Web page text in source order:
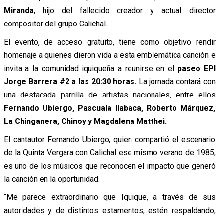
Miranda, hijo del fallecido creador y actual director
compositor del grupo Calichal.
El evento, de acceso gratuito, tiene como objetivo rendir
homenaje a quienes dieron vida a esta emblemática canción e
invita a la comunidad iquiqueña a reunirse en el paseo EPI
Jorge Barrera #2 a las 20:30 horas. La jornada contará con
una destacada parrilla de artistas nacionales, entre ellos
Fernando Ubiergo, Pascuala Ilabaca, Roberto Márquez,
La Chinganera, Chinoy y Magdalena Matthei.
El cantautor Fernando Ubiergo, quien compartió el escenario
de la Quinta Vergara con Calichal ese mismo verano de 1985,
es uno de los músicos que reconocen el impacto que generó
la canción en la oportunidad.
“Me parece extraordinario que Iquique, a través de sus
autoridades y de distintos estamentos, estén respaldando,